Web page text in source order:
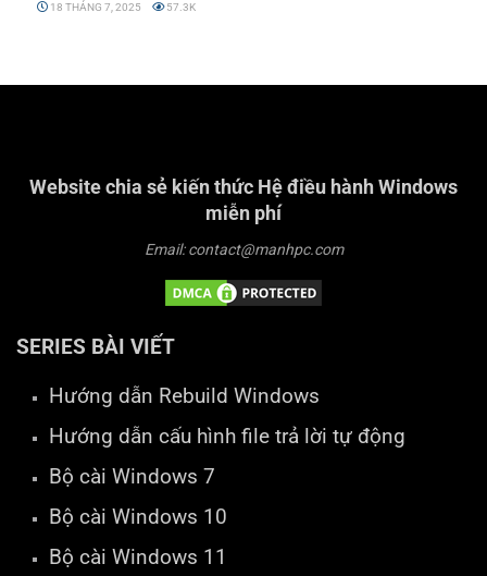
18 THÁNG 7, 2025 57.3K
Website chia sẻ kiến thức Hệ điều hành Windows
miễn phí
Email: contact@manhpc.com
SERIES BÀI VIẾT
Hướng dẫn Rebuild Windows
Hướng dẫn cấu hình file trả lời tự động
Bộ cài Windows 7
Bộ cài Windows 10
Bộ cài Windows 11